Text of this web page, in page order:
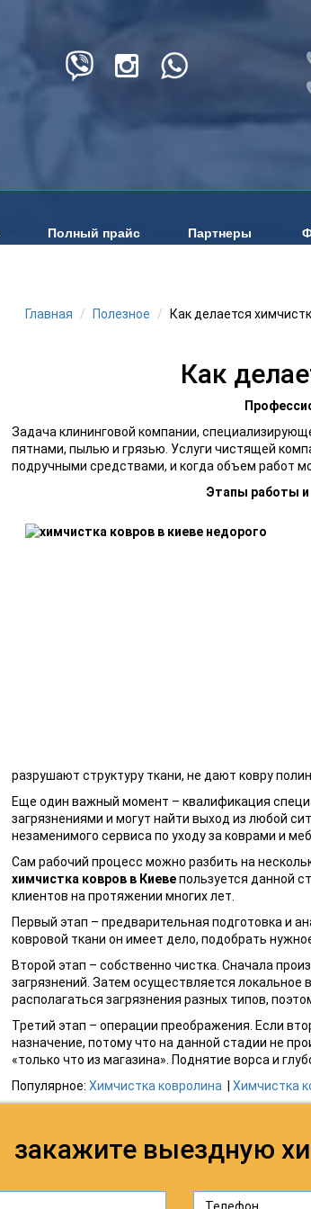
Полный прайс Партнеры
Главная Полезное Как делается
Как
Задача клининговой компании,
пятнами, пылью и грязью. Услуги чистящей
подручными средствами, и когда объем работ
Этапы работы и
разрушают структуру ткани, не дают ковру
Еще один важный момент – квалификация
загрязнениями и могут найти выход из любой
незаменимого сервиса по уходу за коврами и
Сам рабочий процесс можно разбить на
химчистка ковров в Киевепользуется данной
клиентов на протяжении многих лет.
Первый этап – предварительная подготовка и
ковровой ткани он имеет дело, подобрать
Второй этап – собственно чистка. Сначала
загрязнений. Затем осуществляется
располагаться загрязнения разных типов,
Третий этап – операции преображения. Если
назначение, потому что на данной стадии не
«только что из магазина». Поднятие ворса и
Популярное: Химчистка ковролина Химчистка
закажите выездную